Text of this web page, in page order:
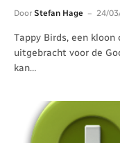
Door Stefan Hage 24/
Tappy Birds, een
uitgebracht voor de
kan…